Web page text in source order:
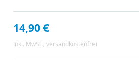
14,90 €
Inkl. MwSt. , versandkostenfrei